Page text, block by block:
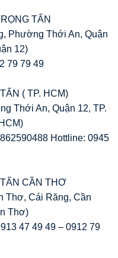
TẤN
Phường Thới An, Quận
12)
79 79 49
( TP. HCM)
Thới An, Quận 12, TP.
Hottline: 0945
CẦN THƠ
Thơ, Cái Răng, Cần
Thơ)
47 49 49 – 0912 79